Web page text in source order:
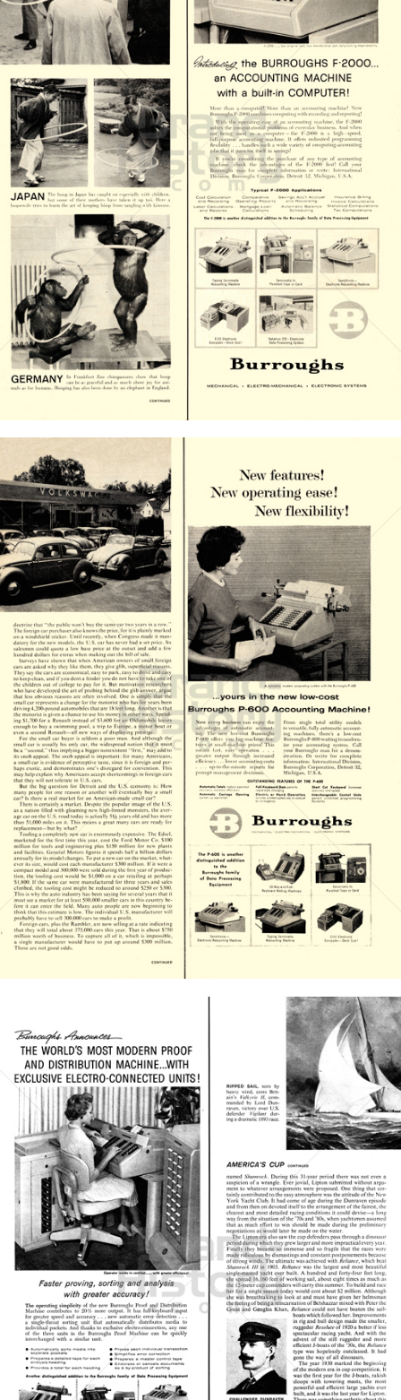
Burroughs Unisys Deutschland GmbH 1958
Burroughs Unisys Deutschland GmbH 1958
Burroughs Unisys Deutschland GmbH 1958